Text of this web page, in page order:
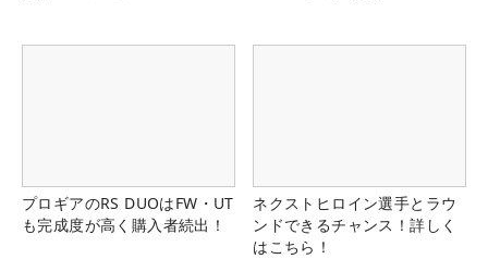
プロギアのRS DUOはFW・UT
も完成度が高く購入者続出！
ネクストヒロイン選手とラウ
ンドできるチャンス！詳しく
はこちら！